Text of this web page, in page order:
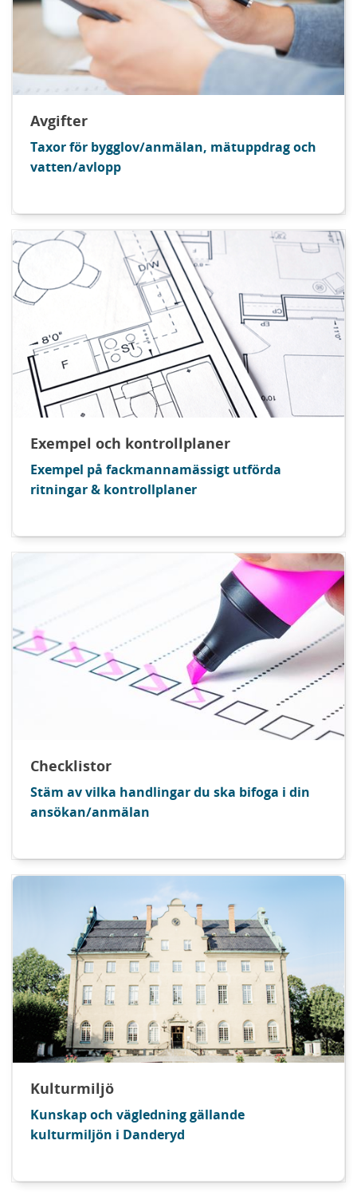
Avgifter
Taxor för bygglov/anmälan, mätuppdrag och
vatten/avlopp
Exempel och kontrollplaner
Exempel på fackmannamässigt utförda
ritningar & kontrollplaner
Checklistor
Stäm av vilka handlingar du ska bifoga i din
ansökan/anmälan
Kulturmiljö
Kunskap och vägledning gällande
kulturmiljön i Danderyd